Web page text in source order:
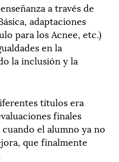
a través de
adaptaciones
para los Acnee, etc.)
en la
la inclusión y la
títulos era
finales
cuando el alumno ya no
que finalmente